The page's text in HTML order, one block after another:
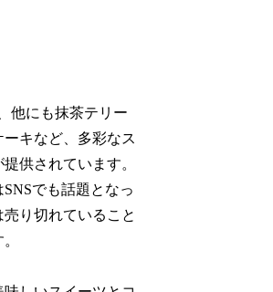
他にも抹茶テリー
キなど、多彩なス
供されています。
でも話題となっ
り切れていること